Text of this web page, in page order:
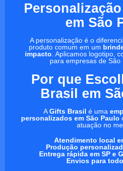
em São
A personalização é o
produto comum em um
impacto . Aplicamos logotipo,
para empresas de São
Por que
Brasil em
AGifts Brasil é uma
personalizados em São Paulo
atuação no
Atendimento local
Produção
Entrega rápida em SP e
Envios para